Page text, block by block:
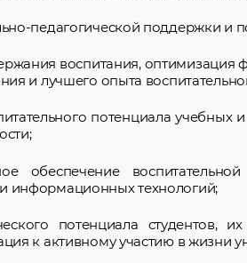
педагогической поддержки и
воспитания,
и лучшего опыта
потенциала учебных
обеспечение
информационных технологий;
потенциала студентов,
к активному участию в жизни